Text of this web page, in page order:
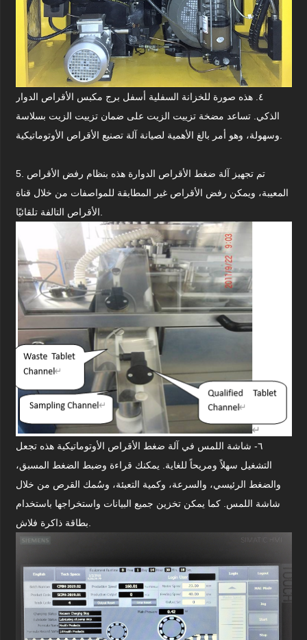
٤. هذه صورة للخزانة السفلية أسفل برج مكبس الأقراص الدوار
الذكي. تساعد مضخة تزييت الزيت على ضمان تزييت الزيت بسلاسة
5. تم تجهيز آلة ضغط الأقراص الدوارة هذه بنظام رفض الأقراص
المعيبة، ويمكن رفض الأقراص غير المطابقة للمواصفات من خلال قناة
٦- شاشة اللمس في آلة ضغط الأقراص الأوتوماتيكية هذه تجعل
التشغيل سهلاً ومريحاً للغاية. يمكنك قراءة وضبط الضغط المسبق،
والضغط الرئيسي، والسرعة، وكمية التعبئة، وسُمك القرص من خلال
شاشة اللمس. كما يمكن تخزين جميع البيانات واستخراجها باستخدام
بطاقة ذاكرة فلاش.